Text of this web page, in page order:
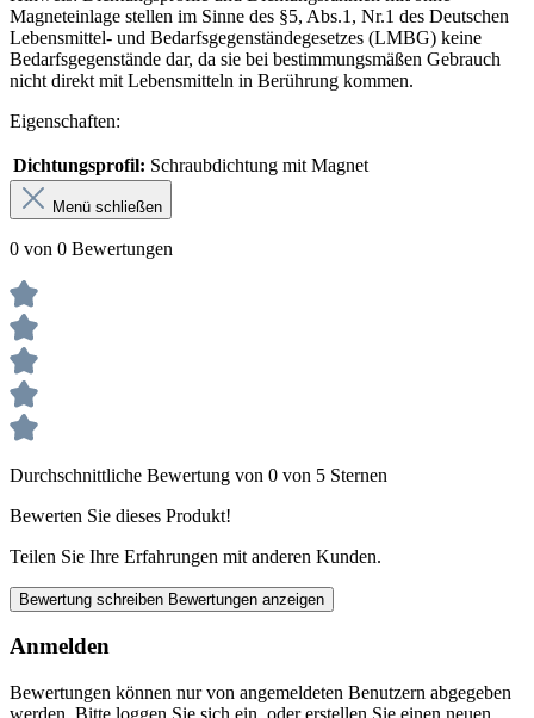
Magneteinlage stellen im Sinne des §5, Abs.1, Nr.1 des Deutschen
Lebensmittel- und Bedarfsgegenständegesetzes (LMBG) keine
Bedarfsgegenstände dar, da sie bei bestimmungsmäßen Gebrauch
nicht direkt mit Lebensmitteln in Berührung kommen.
Eigenschaften:
Dichtungsprofil: Schraubdichtung mit Magnet
Menü schließen
0 von 0 Bewertungen
Durchschnittliche Bewertung von 0 von 5 Sternen
Bewerten Sie dieses Produkt!
Teilen Sie Ihre Erfahrungen mit anderen Kunden.
Bewertung schreiben Bewertungen anzeigen
Anmelden
Bewertungen können nur von angemeldeten Benutzern abgegeben
werden. Bitte loggen Sie sich ein, oder erstellen Sie einen neuen